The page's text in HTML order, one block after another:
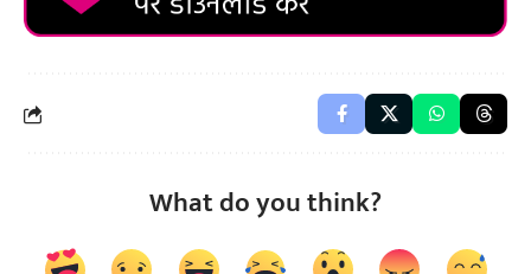
What do you think?